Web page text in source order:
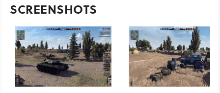
SCREENSHOTS